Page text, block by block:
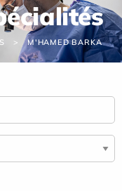
M'HAMED BARKA